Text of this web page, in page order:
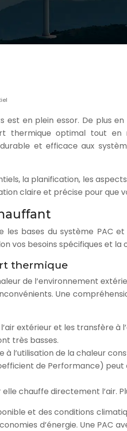
en plein essor. De plus
thermique optimal tout
et efficace aux
la planification, les
claire et précise pour que
bases du système PAC
vos besoins spécifiques et
thermique
de l’environnement
Une
extérieur et les transfère à
très basses.
l’utilisation de la chaleur
de Performance)
chauffe directement l’air.
et des conditions
d’énergie. Une PAC